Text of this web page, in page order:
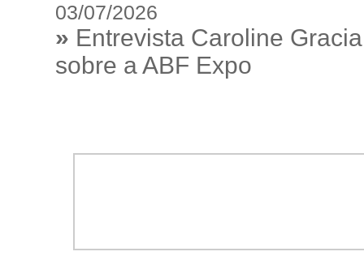
03/07/2026
» Entrevista Caroline
sobre a ABF Expo